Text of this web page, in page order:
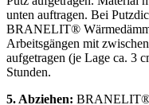
unten auftragen. Bei
BRANELIT®
Arbeitsgängen mit
aufgetragen (je Lage ca. 3
Stunden.
5. Abziehen: BRANELIT®